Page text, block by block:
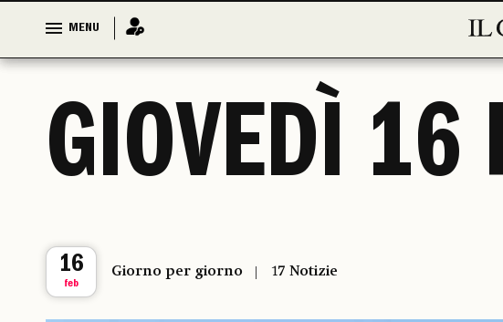
MENU
MENU
GIOVEDÌ 16
16
feb
Giorno per giorno 17 Notizie